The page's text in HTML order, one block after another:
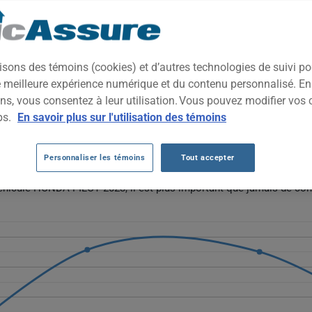
spacieux et polyvalent, conçu pour les familles qui
Il combine confort routier et praticité pour les déplacements
PILOT 2023 DEPUIS 2023.
Pilot 2023 augmente d'abord de 1935 $ à 2357 $ en 2024,
suggère une hausse initiale suivie d'un léger ajustement à
HONDA PILOT 2023, il est plus important que jamais de
des témoins (cookies) et d’autres technologies de suivi
expérience numérique et du contenu personnalisé.
vous consentez à leur utilisation. Vous pouvez modifier vos
En savoir plus sur l'utilisation des témoins
Personnaliser les témoins Tout accepter